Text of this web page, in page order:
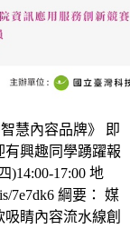
慧內容品牌》 即
有興趣同學踴躍報
)14:00-17:00 地
7e7dk6 綱要： 媒
睛內容流水線創